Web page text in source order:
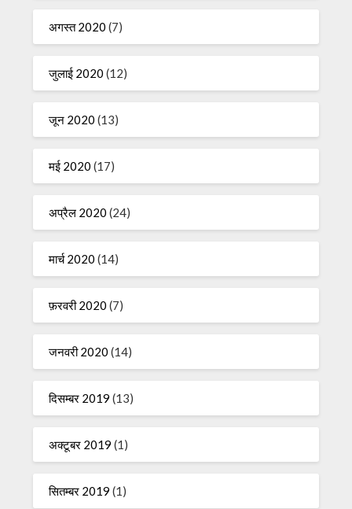
अगस्त 2020 (7)
जुलाई 2020 (12)
जून 2020 (13)
मई 2020 (17)
अप्रैल 2020 (24)
मार्च 2020 (14)
फ़रवरी 2020 (7)
जनवरी 2020 (14)
दिसम्बर 2019 (13)
अक्टूबर 2019 (1)
सितम्बर 2019 (1)